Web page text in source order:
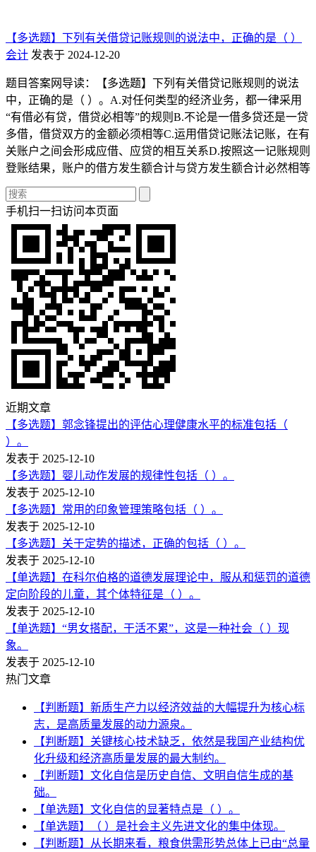
【多选题】下列有关借贷记账规则的说法中，正确的是（ ）
会计 发表于 2024-12-20
题目答案网导读：【多选题】下列有关借贷记账规则的说法
中，正确的是（ ）。A.对任何类型的经济业务，都一律采用
“有借必有贷，借贷必相等”的规则B.不论是一借多贷还是一贷
多借，借贷双方的金额必须相等C.运用借贷记账法记账，在有
关账户之间会形成应借、应贷的相互关系D.按照这一记账规则
登账结果，账户的借方发生额合计与贷方发生额合计必然相等
手机扫一扫访问本页面
近期文章
【多选题】郭念锋提出的评估心理健康水平的标准包括（
）。
发表于 2025-12-10
【多选题】婴儿动作发展的规律性包括（ ）。
发表于 2025-12-10
【多选题】常用的印象管理策略包括（ ）。
发表于 2025-12-10
【多选题】关于定势的描述，正确的包括（ ）。
发表于 2025-12-10
【单选题】在科尔伯格的道德发展理论中，服从和惩罚的道德
定向阶段的儿童，其个体特征是（ ）。
发表于 2025-12-10
【单选题】“男女搭配，干活不累”，这是一种社会（ ）现
象。
发表于 2025-12-10
热门文章
【判断题】新质生产力以经济效益的大幅提升为核心标
志，是高质量发展的动力源泉。
【判断题】关键核心技术缺乏，依然是我国产业结构优
化升级和经济高质量发展的最大制约。
【判断题】文化自信是历史自信、文明自信生成的基
础。
【单选题】文化自信的显著特点是（ ）。
【单选题】（ ）是社会主义先进文化的集中体现。
【判断题】从长期来看，粮食供需形势总体上已由“总量